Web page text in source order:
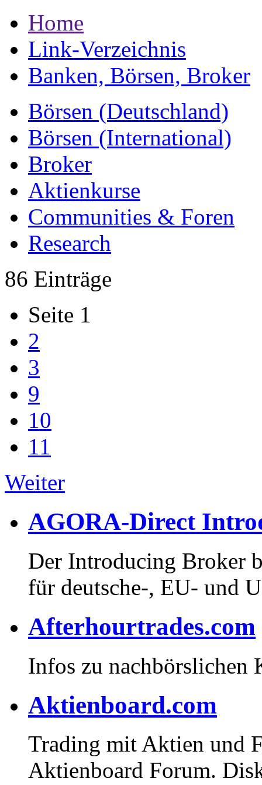
Home
Link-Verzeichnis
Banken, Börsen, Broker
Börsen (Deutschland)
Börsen (International)
Broker
Aktienkurse
Communities & Foren
Research
86 Einträge
Seite 1
2
3
9
10
11
Weiter
AGORA-Direct
Der Introducing Broker
für deutsche-, EU- und
Afterhourtrades.com
Infos zu nachbörslichen
Aktienboard.com
Trading mit Aktien und
Aktienboard Forum.